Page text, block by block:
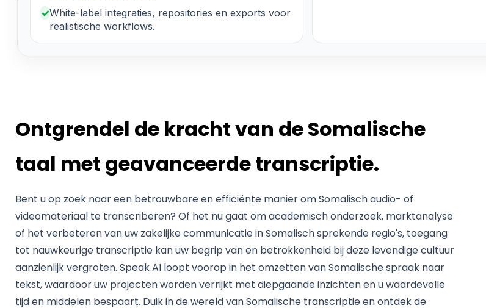
✓White-label integraties, repositories en exports voor
realistische workflows.
Ontgrendel de kracht van de Somalische
taal met geavanceerde transcriptie.
Bent u op zoek naar een betrouwbare en efficiënte manier om Somalisch audio- of
videomateriaal te transcriberen? Of het nu gaat om academisch onderzoek, marktanalyse
of het verbeteren van uw zakelijke communicatie in Somalisch sprekende regio's, toegang
tot nauwkeurige transcriptie kan uw begrip van en betrokkenheid bij deze levendige cultuur
aanzienlijk vergroten. Speak AI loopt voorop in het omzetten van Somalische spraak naar
tekst, waardoor uw projecten worden verrijkt met diepgaande inzichten en u waardevolle
tijd en middelen bespaart. Duik in de wereld van Somalische transcriptie en ontdek de